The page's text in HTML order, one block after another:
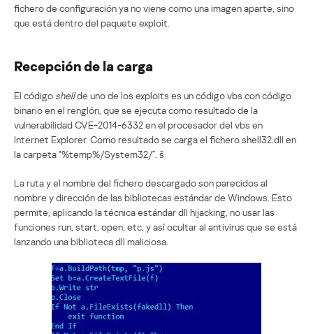
fichero de configuración ya no viene como una imagen aparte, sino
que está dentro del paquete exploit.
Recepción de la carga
El código shellde uno de los exploits es un código vbs con código
binario en el renglón, que se ejecuta como resultado de la
vulnerabilidad CVE-2014-6332 en el procesador del vbs en
Internet Explorer. Como resultado se carga el fichero shell32.dll en
la carpeta "%temp%/System32/”. š
La ruta y el nombre del fichero descargado son parecidos al
nombre y dirección de las bibliotecas estándar de Windows. Esto
permite, aplicando la técnica estándar dll hijacking, no usar las
funciones run, start, open, etc. y así ocultar al antivirus que se está
lanzando una biblioteca dll maliciosa.